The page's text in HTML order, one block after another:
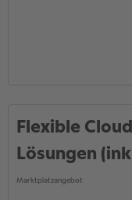
Flexible
Lösungen
Marktplatzangebot